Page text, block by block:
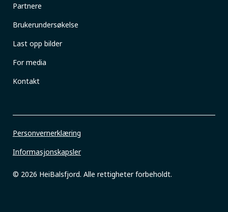
Partnere
Brukerundersøkelse
Last opp bilder
For media
Kontakt
© 2026 HeiBalsfjord. Alle rettigheter forbeholdt.
Personvernerklæring
Informasjonskapsler